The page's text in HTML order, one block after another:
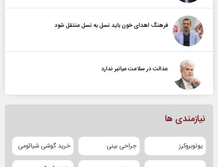
فرهنگ اهدای خون باید نسل به نسل منتقل شود
عدالت در سلامت میانبر ندارد
نیازمندی ها
یوتوبروکرز جراحی بینی خرید گوشی شیائومی